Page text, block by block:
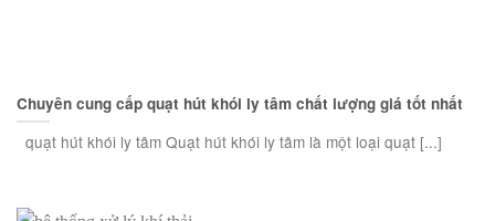
Chuyên cung cấp quạt hút khói ly tâm chất lượng giá tốt nhất
quạt hút khói ly tâm Quạt hút khói ly tâm là một loại quạt [...]